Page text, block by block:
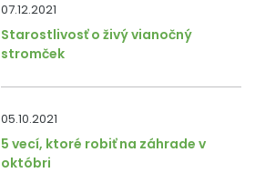
07.12.2021
Starostlivosť o živý vianočný
stromček
05.10.2021
5 vecí, ktoré robiť na záhrade v
októbri